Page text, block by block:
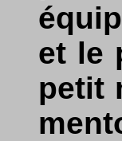
et le
petit